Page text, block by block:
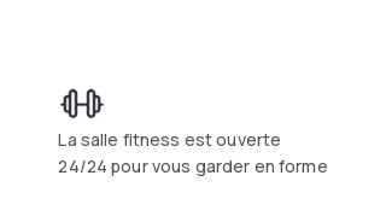
La salle fitness est ouverte
24/24 pour vous garder en forme